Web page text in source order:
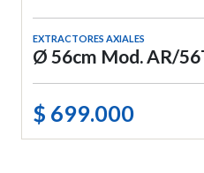
EXTRACTORES AXIALES
Ø 56cm Mod. AR/
$ 699.000